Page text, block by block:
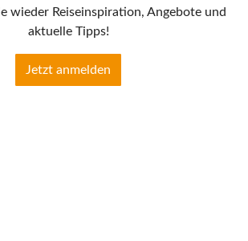
wieder Reiseinspiration, Angebote und
aktuelle Tipps!
Jetzt anmelden